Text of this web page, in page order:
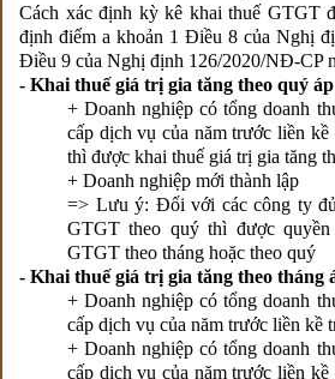
Cách xác định kỳ kê khai thuế GTGT
định điểm a khoản 1 Điều 8 của Nghị
Điều 9 của Nghị định 126/2020/NĐ-CP
- Khai thuế giá trị gia tăng theo quý
+ Doanh nghiệp có tổng doanh
cấp dịch vụ của năm trước liền
thì được khai thuế giá trị gia tăng
+ Doanh nghiệp mới thành lập
=> Lưu ý: Đối với các công ty
GTGT theo quý thì được
GTGT theo tháng hoặc theo quý
- Khai thuế giá trị gia tăng theo tháng
+ Doanh nghiệp có tổng doanh
cấp dịch vụ của năm trước liền kề
+ Doanh nghiệp có tổng doanh
cấp dịch vụ của năm trước liền